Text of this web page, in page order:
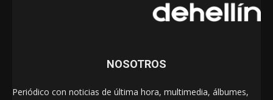
NOSOTROS
Periódico con noticias de última hora, multimedia, álbumes,